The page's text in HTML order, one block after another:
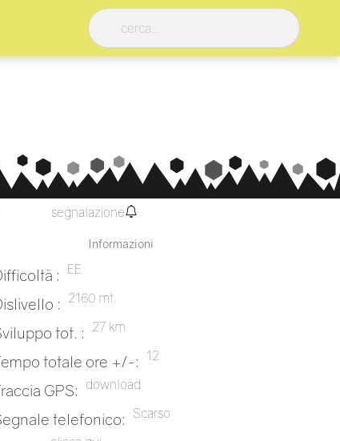
segnalazione
Informazioni
: EE
: 2160 mt.
tot. : 27 km.
totale ore +/-: 12
GPS: download
telefonico: Scarso